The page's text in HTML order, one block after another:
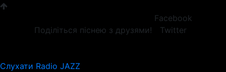
Поділіться піснею з друзями!
Facebook
Twitter
Слухати Radio JAZZ